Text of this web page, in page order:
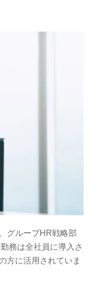
グループHR戦略部
務は全社員に導入さ
方に活用されていま